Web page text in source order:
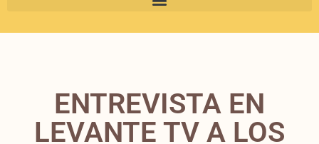
ENTREVISTA EN
LEVANTE TV A LOS